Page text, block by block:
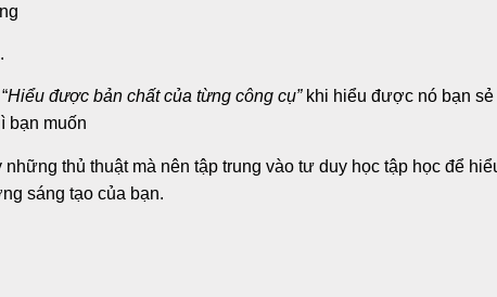
Hiểu được bản chất của từng công cụ” khi hiểu được nó bạn sẻ
bạn muốn
thủ thuật mà nên tập trung vào tư duy học tập học để
sáng tạo của bạn.